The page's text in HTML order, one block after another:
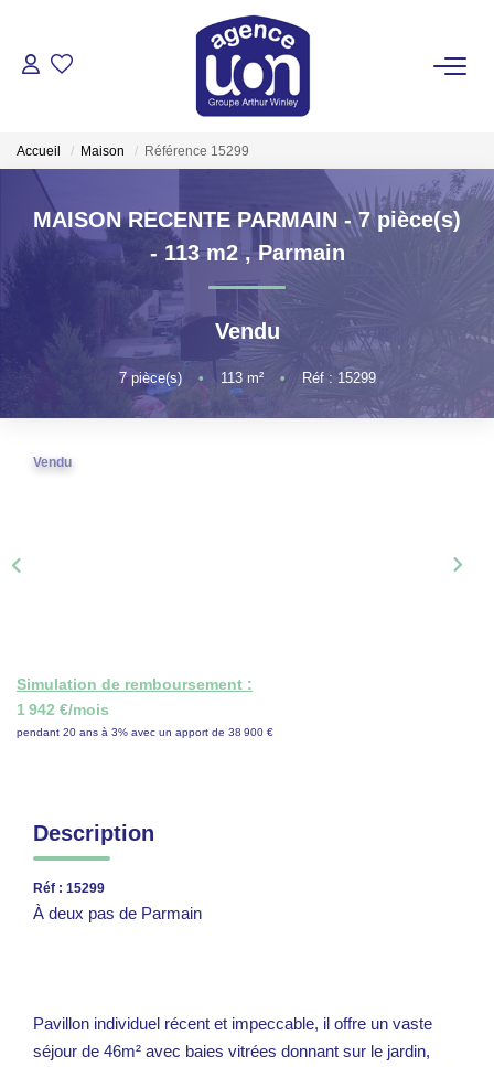
ACHETER
GÉRER
ESTIMER
VOTRE AGENCE
Accueil Maison Référence 15299
MAISON RECENTE PARMAIN - 7 pièce(s)
- 113 m2,Parmain
Vendu
7pièce(s) • 113m² • Réf : 15299
Vendu
Simulation de remboursement :
1 942 €/mois
pendant 20 ans à 3% avec un apport de 38 900 €
Description
Réf : 15299
À deux pas de Parmain
Pavillon individuel récent et impeccable, il offre un vaste
séjour de 46m² avec baies vitrées donnant sur le jardin,